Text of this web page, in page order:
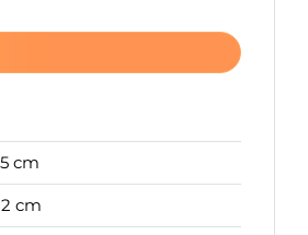
cm
cm